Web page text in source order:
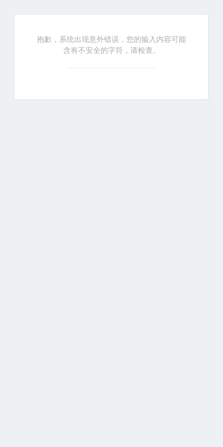
抱歉，系统出现意外错误，您的输入内容可能
含有不安全的字符，请检查。